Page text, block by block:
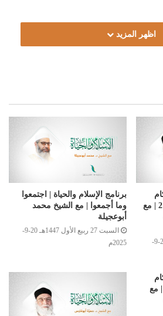
اظهر المزيد
التعزير في الفقه الإسلامي 2 | مع
الأثنين 29 ربيع الأول 1447هـ 22-9-
برنامج الإسلام والحياة | اجتمعوا
وما أجمعوا | مع الشيخ محمد
أبوعجيلة
السبت 27 ربيع الأول 1447هـ 20-9-
2025م
| مع